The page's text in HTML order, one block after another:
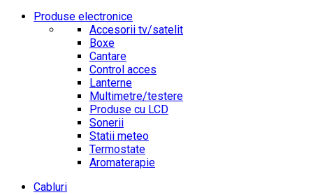
Produse electronice
Accesorii tv/satelit
Boxe
Cantare
Control acces
Lanterne
Multimetre/testere
Produse cu LCD
Sonerii
Statii meteo
Termostate
Aromaterapie
Cabluri